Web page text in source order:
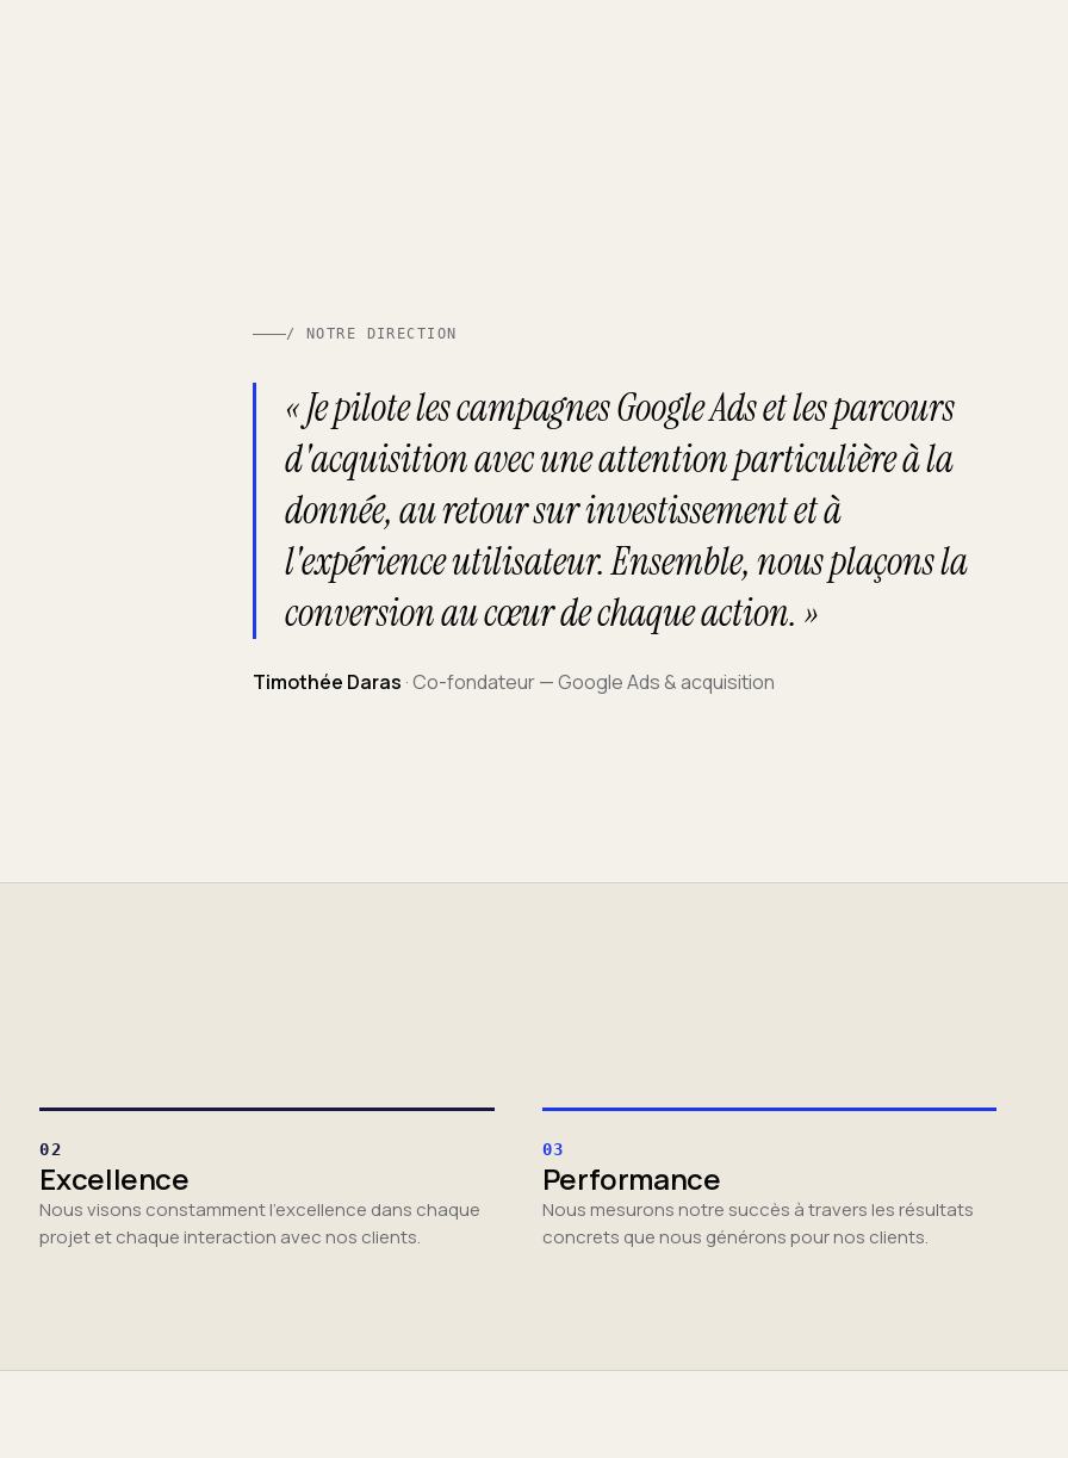
/ NOTRE DIRECTION
« Je pilote les campagnes Google Ads et les parcours
d'acquisition avec une attention particulière à la
donnée, au retour sur investissement et à
l'expérience utilisateur. Ensemble, nous plaçons la
conversion au cœur de chaque action. »
Timothée Daras ·Co-fondateur — Google Ads & acquisition
02
Excellence
Nous visons constamment l'excellence dans chaque
projet et chaque interaction avec nos clients.
03
Performance
Nous mesurons notre succès à travers les résultats
concrets que nous générons pour nos clients.